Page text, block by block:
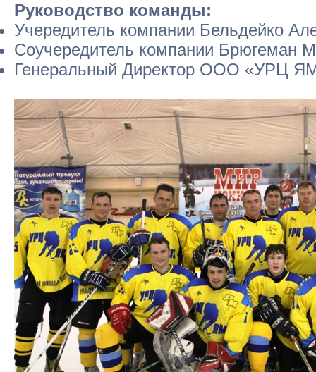
Руководство команды:
Учередитель компании Бельдейко
Соучередитель компании Брюгеман
Генеральный Директор ООО «УРЦ